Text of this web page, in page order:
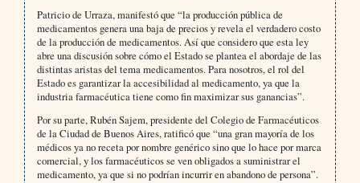
Patricio de Urraza, manifestó que “la producción pública de
medicamentos genera una baja de precios y revela el verdadero costo
de la producción de medicamentos. Así que considero que esta ley
abre una discusión sobre cómo el Estado se plantea el abordaje de las
distintas aristas del tema medicamentos. Para nosotros, el rol del
Estado es garantizar la accesibilidad al medicamento, ya que la
industria farmacéutica tiene como fin maximizar sus ganancias”.
Por su parte, Rubén Sajem, presidente del Colegio de Farmacéuticos
de la Ciudad de Buenos Aires, ratificó que “una gran mayoría de los
médicos ya no receta por nombre genérico sino que lo hace por marca
comercial, y los farmacéuticos se ven obligados a suministrar el
medicamento, ya que si no podrían incurrir en abandono de persona”.